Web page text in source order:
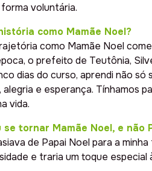
voluntária.
como Mamãe Noel?
como Mamãe Noel
o prefeito de Teutônia,
dias do curso, aprendi não
alegria e esperança. Tínhamos
vida.
tornar Mamãe Noel, e não
de Papai Noel para a
e traria um toque